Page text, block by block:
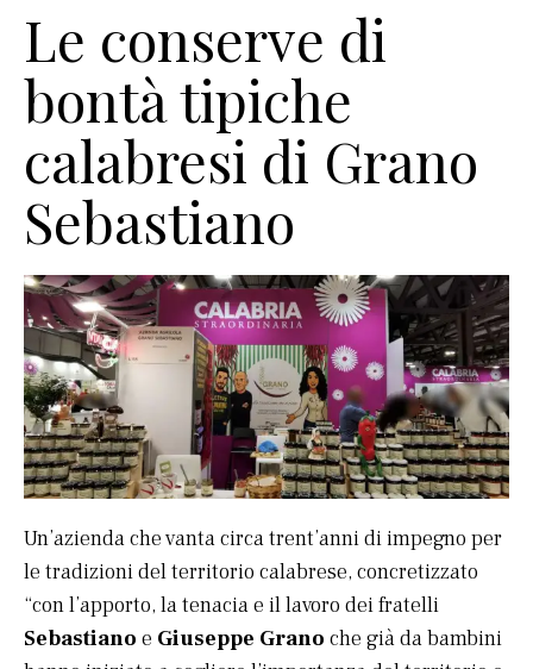
Le conserve di
bontà tipiche
calabresi di Grano
Sebastiano
Un’azienda che vanta circa trent’anni di impegno per
le tradizioni del territorio calabrese, concretizzato
“con l’apporto, la tenacia e il lavoro dei fratelli
Sebastiano e Giuseppe Grano che già da bambini